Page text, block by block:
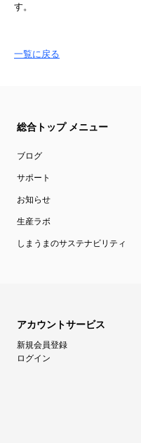
す。
一覧に戻る
総合トップ メニュー
ブログ
サポート
お知らせ
生産ラボ
しまうまのサステナビリティ
アカウントサービス
新規会員登録
ログイン